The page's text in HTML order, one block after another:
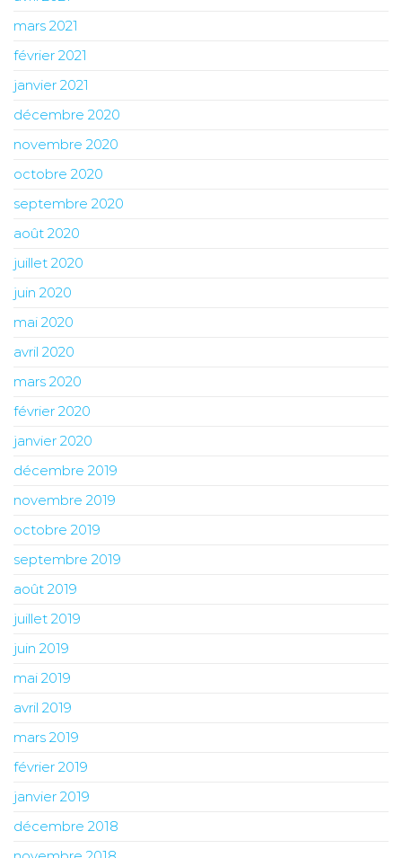
mars 2021
février 2021
janvier 2021
décembre 2020
novembre 2020
octobre 2020
septembre 2020
août 2020
juillet 2020
juin 2020
mai 2020
avril 2020
mars 2020
février 2020
janvier 2020
décembre 2019
novembre 2019
octobre 2019
septembre 2019
août 2019
juillet 2019
juin 2019
mai 2019
avril 2019
mars 2019
février 2019
janvier 2019
décembre 2018